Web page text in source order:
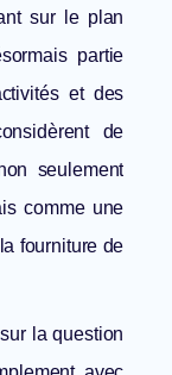
sur le plan
partie
et des
de
seulement
comme une
fourniture de
la question